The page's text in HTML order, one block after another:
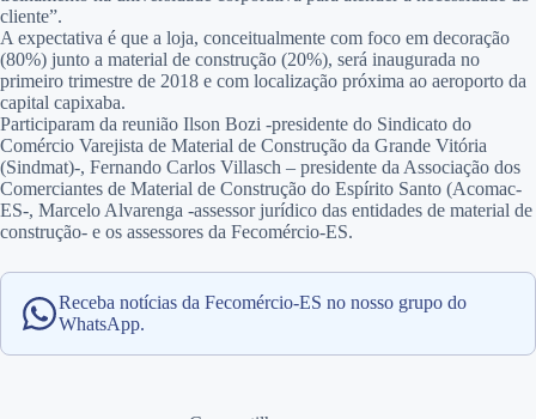
cliente”.
A expectativa é que a loja, conceitualmente com foco em decoração
(80%) junto a material de construção (20%), será inaugurada no
primeiro trimestre de 2018 e com localização próxima ao aeroporto da
capital capixaba.
Participaram da reunião Ilson Bozi -presidente do Sindicato do
Comércio Varejista de Material de Construção da Grande Vitória
(Sindmat)-, Fernando Carlos Villasch – presidente da Associação dos
Comerciantes de Material de Construção do Espírito Santo (Acomac-
ES-, Marcelo Alvarenga -assessor jurídico das entidades de material de
construção- e os assessores da Fecomércio-ES.
Receba notícias da Fecomércio-ES no nosso grupo do
WhatsApp.